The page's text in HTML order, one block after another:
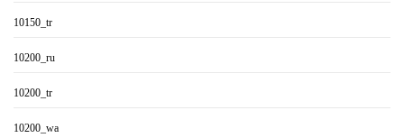
10150_tr
10200_ru
10200_tr
10200_wa